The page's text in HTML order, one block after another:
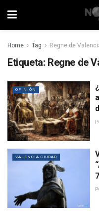
Home Tag Regne de
Etiqueta: Regne de
OPINIÓN
VALENCIA CIUDAD